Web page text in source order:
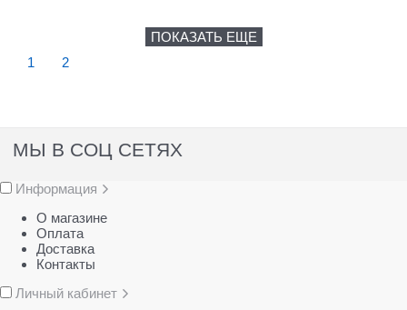
ПОКАЗАТЬ ЕЩЕ
1
2
МЫ В СОЦ СЕТЯХ
Информация
О магазине
Оплата
Доставка
Контакты
Личный кабинет